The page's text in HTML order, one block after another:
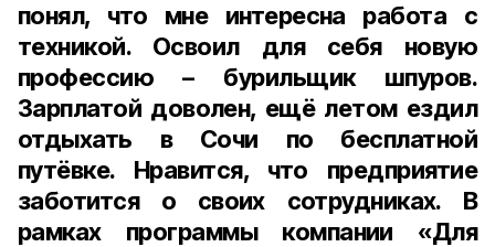
понял, что мне интересна работа с
техникой. Освоил для себя новую
профессию – бурильщик шпуров.
Зарплатой доволен, ещё летом ездил
отдыхать в Сочи по бесплатной
путёвке. Нравится, что предприятие
заботится о своих сотрудниках. В
рамках программы компании «Для